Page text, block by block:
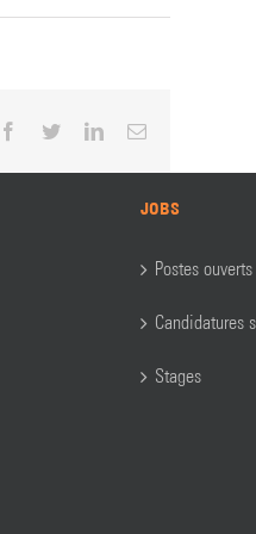
Facebook
TwitterLinkedInEmail
JOBS
Postes ouverts
Candidatures
Stages